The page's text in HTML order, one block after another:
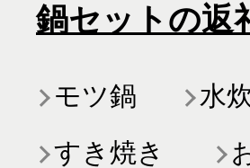
鍋セットの返
モツ鍋 水
すき焼き